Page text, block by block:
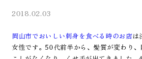
2018.02.03
岡山市でおいしい刺身を食べる時のお店は
女性です。50代前半から、髪質が変わり、